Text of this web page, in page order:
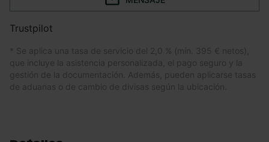
Trustpilot
* Se aplica una tasa de servicio del 2,0 % (mín. 395 € netos),
que incluye la asistencia personalizada, el pago seguro y la
gestión de la documentación. Además, pueden aplicarse tasas
de aduanas o de cambio de divisas según la ubicación.